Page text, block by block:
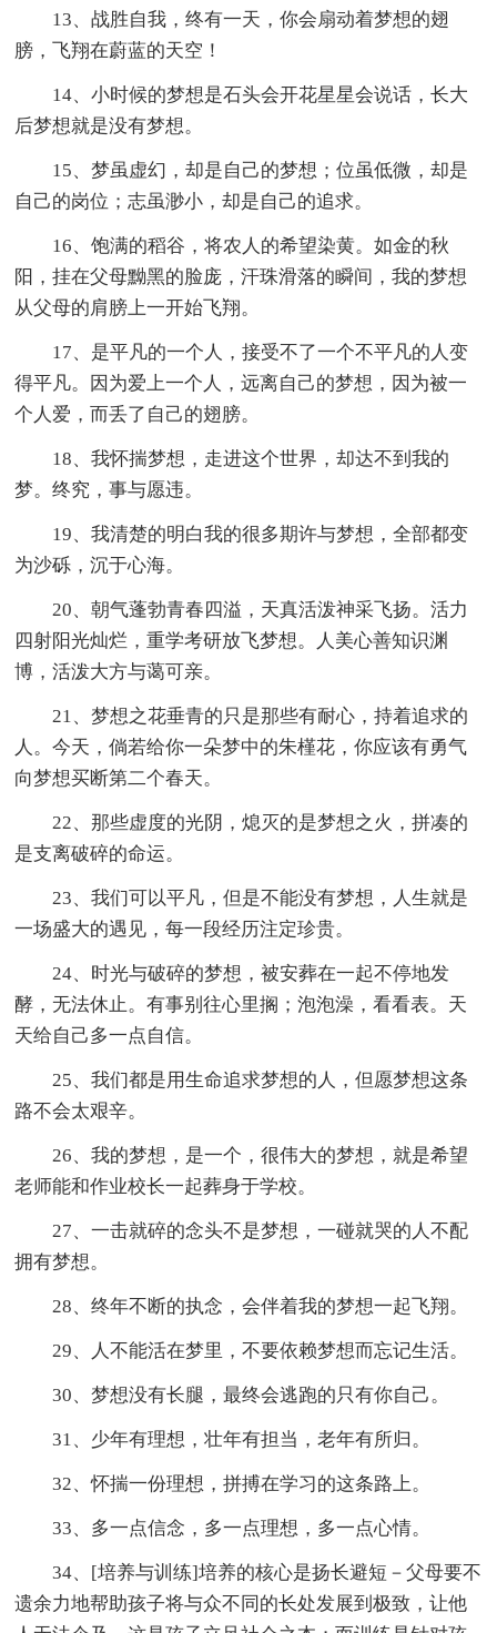
13、战胜自我，终有一天，你会扇动着梦想的翅
膀，飞翔在蔚蓝的天空！
14、小时候的梦想是石头会开花星星会说话，长大
后梦想就是没有梦想。
15、梦虽虚幻，却是自己的梦想；位虽低微，却是
自己的岗位；志虽渺小，却是自己的追求。
16、饱满的稻谷，将农人的希望染黄。如金的秋
阳，挂在父母黝黑的脸庞，汗珠滑落的瞬间，我的梦想
从父母的肩膀上一开始飞翔。
17、是平凡的一个人，接受不了一个不平凡的人变
得平凡。因为爱上一个人，远离自己的梦想，因为被一
个人爱，而丢了自己的翅膀。
18、我怀揣梦想，走进这个世界，却达不到我的
梦。终究，事与愿违。
19、我清楚的明白我的很多期许与梦想，全部都变
为沙砾，沉于心海。
20、朝气蓬勃青春四溢，天真活泼神采飞扬。活力
四射阳光灿烂，重学考研放飞梦想。人美心善知识渊
博，活泼大方与蔼可亲。
21、梦想之花垂青的只是那些有耐心，持着追求的
人。今天，倘若给你一朵梦中的朱槿花，你应该有勇气
向梦想买断第二个春天。
22、那些虚度的光阴，熄灭的是梦想之火，拼凑的
是支离破碎的命运。
23、我们可以平凡，但是不能没有梦想，人生就是
一场盛大的遇见，每一段经历注定珍贵。
24、时光与破碎的梦想，被安葬在一起不停地发
酵，无法休止。有事别往心里搁；泡泡澡，看看表。天
天给自己多一点自信。
25、我们都是用生命追求梦想的人，但愿梦想这条
路不会太艰辛。
26、我的梦想，是一个，很伟大的梦想，就是希望
老师能和作业校长一起葬身于学校。
27、一击就碎的念头不是梦想，一碰就哭的人不配
拥有梦想。
28、终年不断的执念，会伴着我的梦想一起飞翔。
29、人不能活在梦里，不要依赖梦想而忘记生活。
30、梦想没有长腿，最终会逃跑的只有你自己。
31、少年有理想，壮年有担当，老年有所归。
32、怀揣一份理想，拼搏在学习的这条路上。
33、多一点信念，多一点理想，多一点心情。
34、[培养与训练]培养的核心是扬长避短－父母要不
遗余力地帮助孩子将与众不同的长处发展到极致，让他